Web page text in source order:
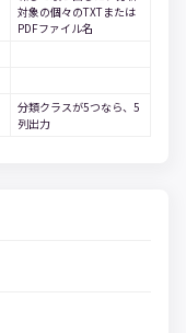
対象の個々のTXTまたは
PDFファイル名
分類クラスが5つなら、5
列出力